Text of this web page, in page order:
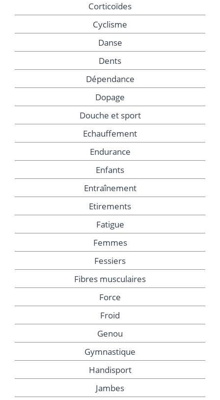
Corticoïdes
Cyclisme
Danse
Dents
Dépendance
Dopage
Douche et sport
Echauffement
Endurance
Enfants
Entraînement
Etirements
Fatigue
Femmes
Fessiers
Fibres musculaires
Force
Froid
Genou
Gymnastique
Handisport
Jambes